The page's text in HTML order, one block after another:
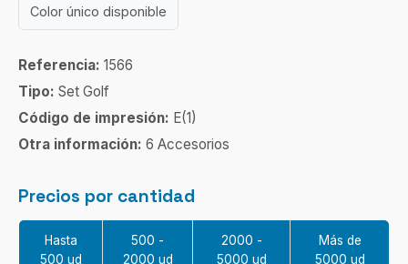
Color único disponible
Referencia: 1566
Tipo: Set Golf
Código de impresión: E(1)
Otra información: 6 Accesorios
Precios por cantidad
Hasta
500 ud
500 -
2000 ud
2000 -
5000 ud
Más de
5000 ud